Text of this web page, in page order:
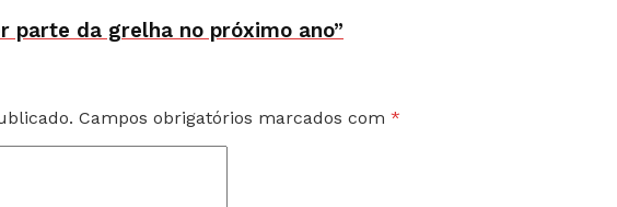
parte da grelha no próximo ano”
Campos obrigatórios marcados com *